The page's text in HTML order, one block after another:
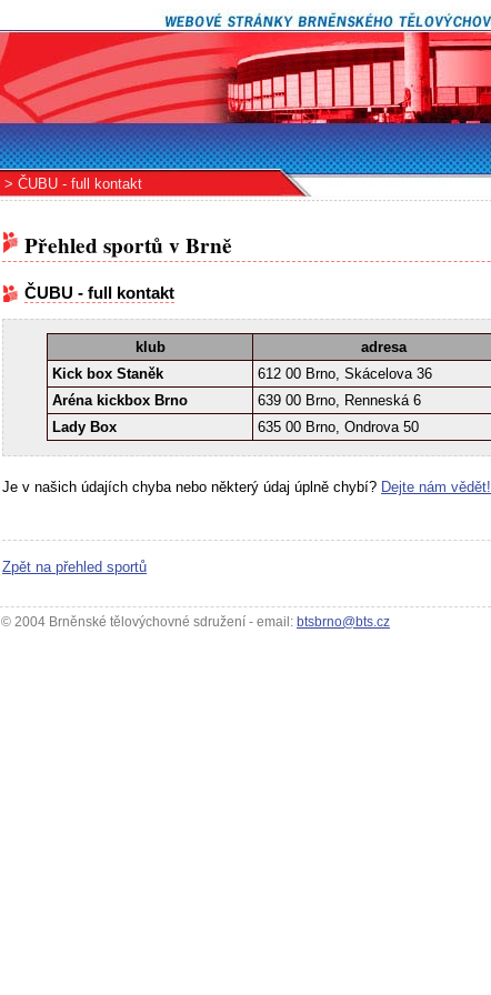
> ČUBU - full kontakt
Přehled sportů v Brně
ČUBU - full kontakt
klub adresa
Kick box Staněk
612 00 Brno, Skácelova 36
Aréna kickbox Brno
639 00 Brno, Renneská 6
Lady Box
635 00 Brno, Ondrova 50
Je v našich údajích chyba nebo některý údaj úplně chybí? Dejte nám vědět!
Zpět na přehled sportů
© 2004 Brněnské tělovýchovné sdružení - email: btsbrno@bts.cz